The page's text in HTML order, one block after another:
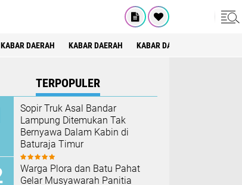
KABAR DAERAH KABAR DAERAH KABAR DAERAH
TERPOPULER
Sopir Truk Asal Bandar
Lampung Ditemukan Tak
Bernyawa Dalam Kabin di
Baturaja Timur
Warga Plora dan Batu Pahat
Gelar Musyawarah Panitia